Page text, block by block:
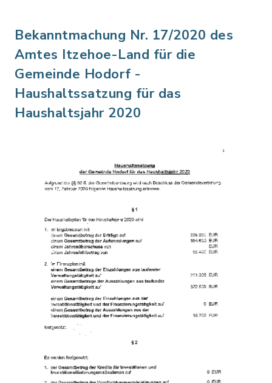
Bekanntmachung Nr. 17/2020 des
Amtes Itzehoe-Land für die
Gemeinde Hodorf -
Haushaltssatzung für das
Haushaltsjahr 2020